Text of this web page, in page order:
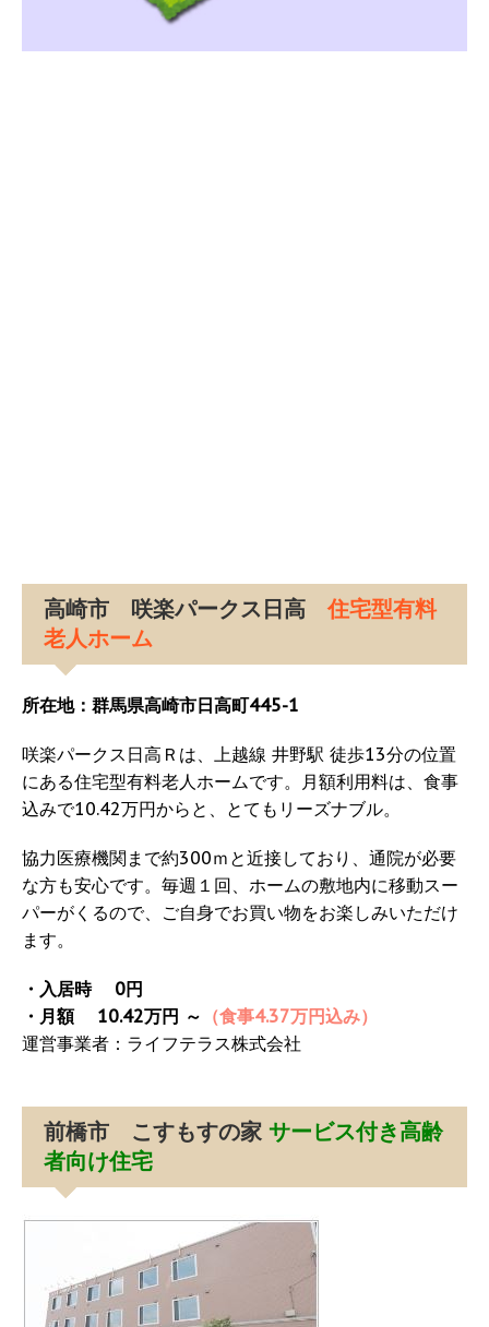
高崎市 咲楽パークス日高 住宅型有料
老人ホーム
所在地：群馬県高崎市日高町445-1
咲楽パークス日高Ｒは、上越線 井野駅 徒歩13分の位置
にある住宅型有料老人ホームです。月額利用料は、食事
込みで10.42万円からと、とてもリーズナブル。
協力医療機関まで約300ｍと近接しており、通院が必要
な方も安心です。毎週１回、ホームの敷地内に移動スー
パーがくるので、ご自身でお買い物をお楽しみいただけ
ます。
・入居時 0円
・月額 10.42万円 ～ （食事4.37万円込み）
運営事業者：ライフテラス株式会社
前橋市 こすもすの家 サービス付き高齢
者向け住宅